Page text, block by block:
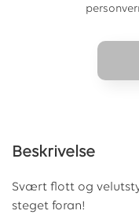
Beskrivelse
Svært flott og
steget foran!